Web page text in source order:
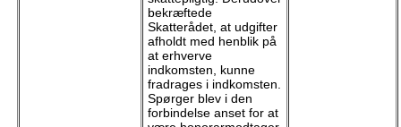
bekræftede
Skatterådet, at udgifter
afholdt med henblik på
at erhverve
indkomsten, kunne
fradrages i indkomsten.
Spørger blev i den
forbindelse anset for at